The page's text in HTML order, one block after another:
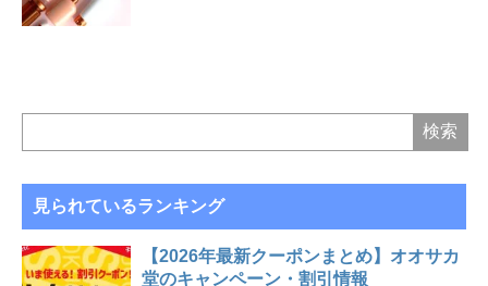
見られているランキング
【2026年最新クーポンまとめ】オオサカ
堂のキャンペーン・割引情報